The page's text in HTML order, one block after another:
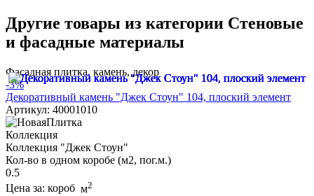
Другие товары из категории Стеновые
и фасадные материалы
Фасадная плитка, камень, декор
-3%
Декоративный камень "Джек Стоун" 104, плоский элемент
Артикул: 40001010
Коллекция
Коллекция "Джек Стоун"
Кол-во в одном коробе (м2, пог.м.)
0.5
Цена за: короб м2